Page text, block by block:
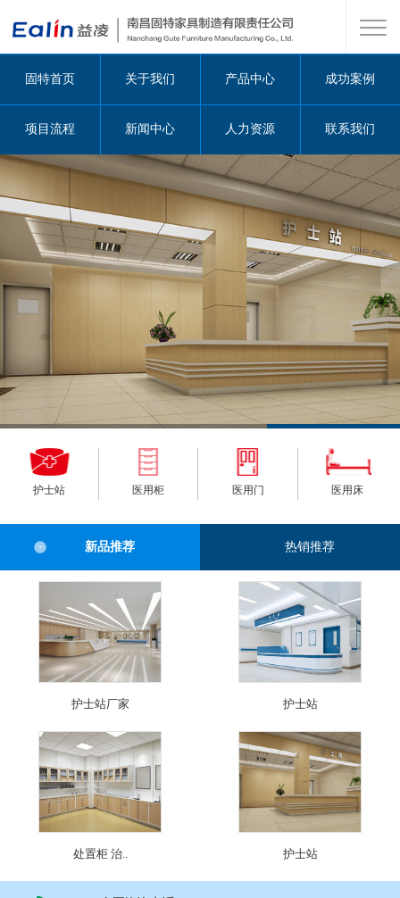
固特首页 关于我们 产品中心 成功案例
项目流程 新闻中心 人力资源 联系我们
护士站 医用柜 医用门 医用床
新品推荐 热销推荐
护士站厂家 护士站
处置柜 治.. 护士站